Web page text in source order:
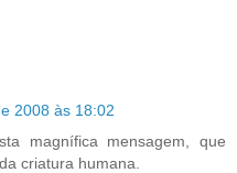
2008 às 18:02
magnífica mensagem, que
criatura humana.